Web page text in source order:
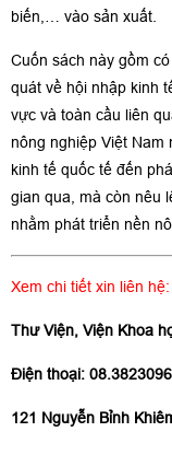
biến,… vào sản xuất.
Cuốn sách này gồm
quát về hội nhập kinh
vực và toàn cầu liên
nông nghiệp Việt
kinh tế quốc tế đến
gian qua, mà còn nêu
nhằm phát triển nền
Xem chi tiết xin liên hệ:
Thư Viện, Viện Khoa
Điện thoại:
121 Nguyễn Bỉnh